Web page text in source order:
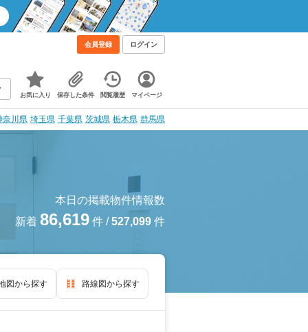
会員登録 ログイン
お気に入り 保存した条件 閲覧履歴 マイページ
奈川県 埼玉県 千葉県 茨城県 栃木県 群馬県
本日の掲載物件情報数
新着 86,619 件 /527,099 件
図から探す 路線図から探す